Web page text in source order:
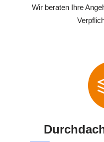
Wir beraten Ihre